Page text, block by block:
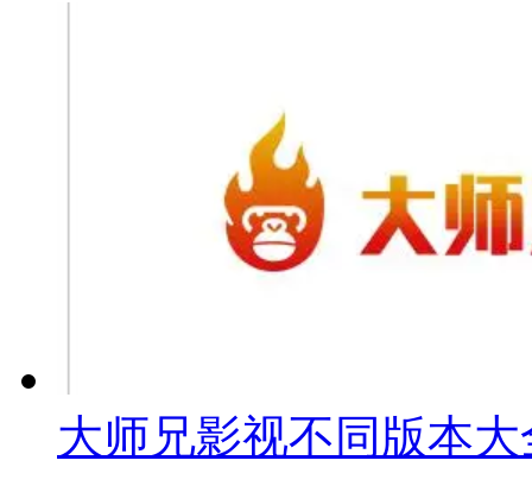
大师兄影视不同版本大